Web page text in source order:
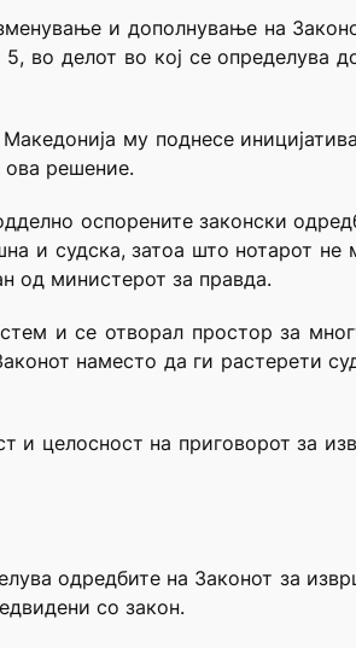
и дополнување на
во делот во кој се определува
му поднесе
ова решение.
оспорените законски
и судска, затоа што нотарот не
од министерот за правда.
и се отворал простор за
наместо да ги растерети
целосност на приговорот за
одредбите на Законот за
со закон.